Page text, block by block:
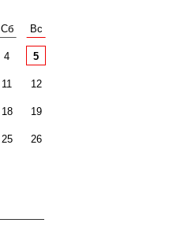
Сб Вс
4 5
11 12
18 19
25 26